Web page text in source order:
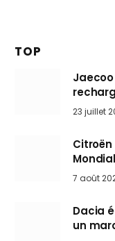
TOP
Jaecoo
arrive
23 juillet
Mini
7 août
Dacia
un